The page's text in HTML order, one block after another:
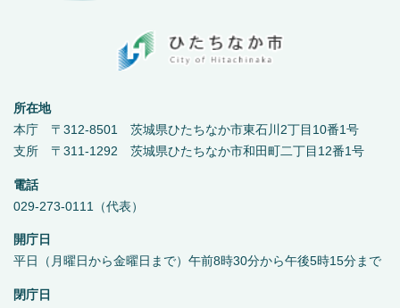
所在地
本庁 〒312-8501 茨城県ひたちなか市東石川2丁目10番1号
支所 〒311-1292 茨城県ひたちなか市和田町二丁目12番1号
電話
029-273-0111（代表）
開庁日
平日（月曜日から金曜日まで）午前8時30分から午後5時15分まで
閉庁日